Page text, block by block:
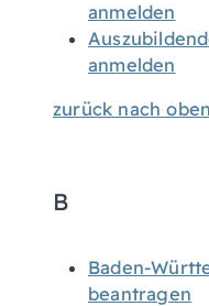
anmelden
anmelden
zurück nach oben
B
Baden-
beantragen